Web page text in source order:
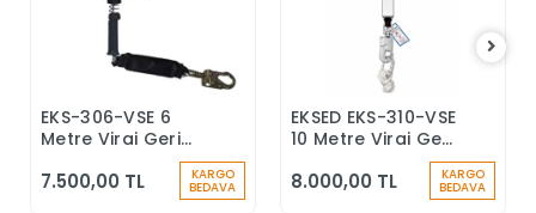
Sepete Ekle
EKS-306-VSE 6
Metre Viraj Geri
Durdurucu Keskin
7.500,00 TL KARGO
BEDAVA
Sepete Ekle
EKSED EKS-310-VSE
10 Metre Viraj Geri
Durdurucu
8.000,00 TL KARGO
BEDAVA